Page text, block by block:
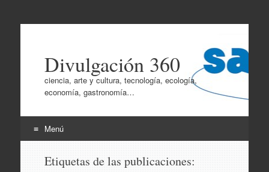
Divulgación 360
ciencia, arte y cultura, tecnología, ecología,
economía, gastronomía…
Menú
Etiquetas de las publicaciones: